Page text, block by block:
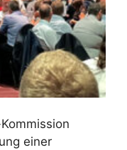
einer